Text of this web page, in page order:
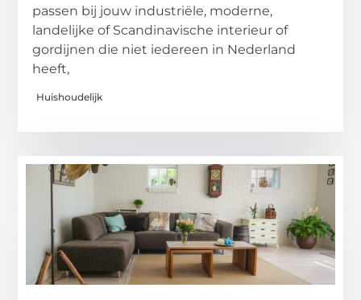
passen bij jouw industriële, moderne,
landelijke of Scandinavische interieur of
gordijnen die niet iedereen in Nederland
heeft,
Huishoudelijk